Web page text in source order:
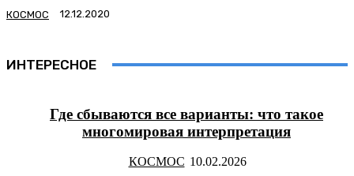
КОСМОС
ИНТЕРЕСНОЕ
Где сбываются все варианты: что такое
многомировая интерпретация
КОСМОС